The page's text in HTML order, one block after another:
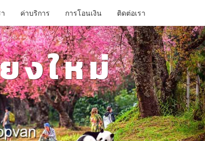
ค่าบริการ การโอนเงิน ติดต่อเรา
งใหม่